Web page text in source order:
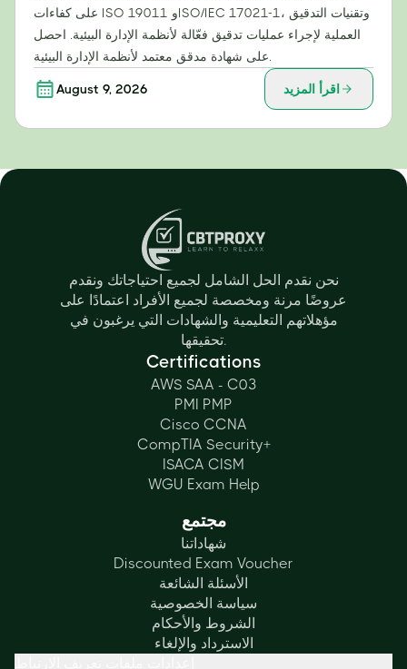
على كفاءات ISO 19011 وISO/IEC 17021-1، وتقنيات التدقيق
العملية لإجراء عمليات تدقيق فعّالة لأنظمة الإدارة البيئية. احصل
August 9, 2026 اقرأ المزيد
نحن نقدم الحل الشامل لجميع احتياجاتك ونقدم
عروضًا مرنة ومخصصة لجميع الأفراد اعتمادًا على
مؤهلاتهم التعليمية والشهادات التي يرغبون في
تحقيقها.
Certifications
AWS SAA - C03
PMI PMP
Cisco CCNA
CompTIA Security+
ISACA CISM
WGU Exam Help
مجتمع
شهاداتنا
Discounted Exam Voucher
الأسئلة الشائعة
سياسة الخصوصية
الشروط والأحكام
الاسترداد والإلغاء